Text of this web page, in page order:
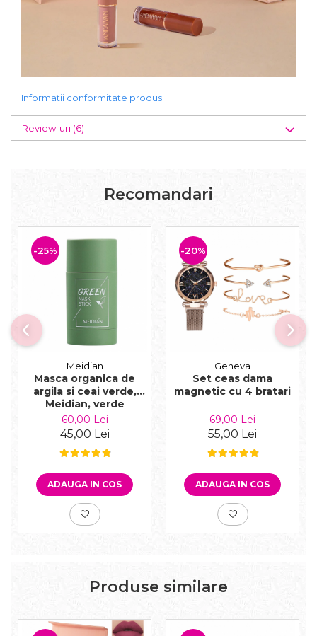
Informatii conformitate produs
Review-uri (6)
Recomandari
-25%
Meidian
Masca organica de
argila si ceai verde,
Meidian, verde
60,00 Lei
45,00 Lei
ADAUGA IN COS
-20%
Geneva
Set ceas dama
magnetic cu 4 bratari
69,00 Lei
55,00 Lei
ADAUGA IN COS
Produse similare